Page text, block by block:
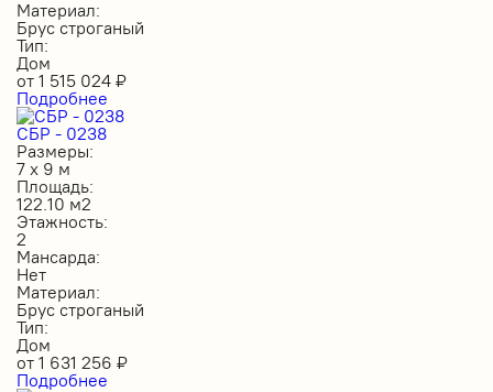
Материал:
Брус строганый
Тип:
Дом
от 1 515 024 ₽
Подробнее
СБР - 0238
Размеры:
7 х 9 м
Площадь:
122.10 м2
Этажность:
2
Мансарда:
Нет
Материал:
Брус строганый
Тип:
Дом
от 1 631 256 ₽
Подробнее